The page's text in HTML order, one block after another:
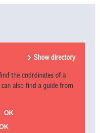
Show directory
the coordinates of a
also find a guide from